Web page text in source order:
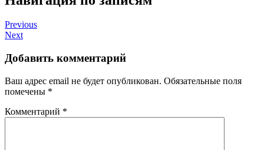
Previous
Next
Добавить комментарий
Ваш адрес email не будет опубликован. Обязательные поля
помечены *
Комментарий *